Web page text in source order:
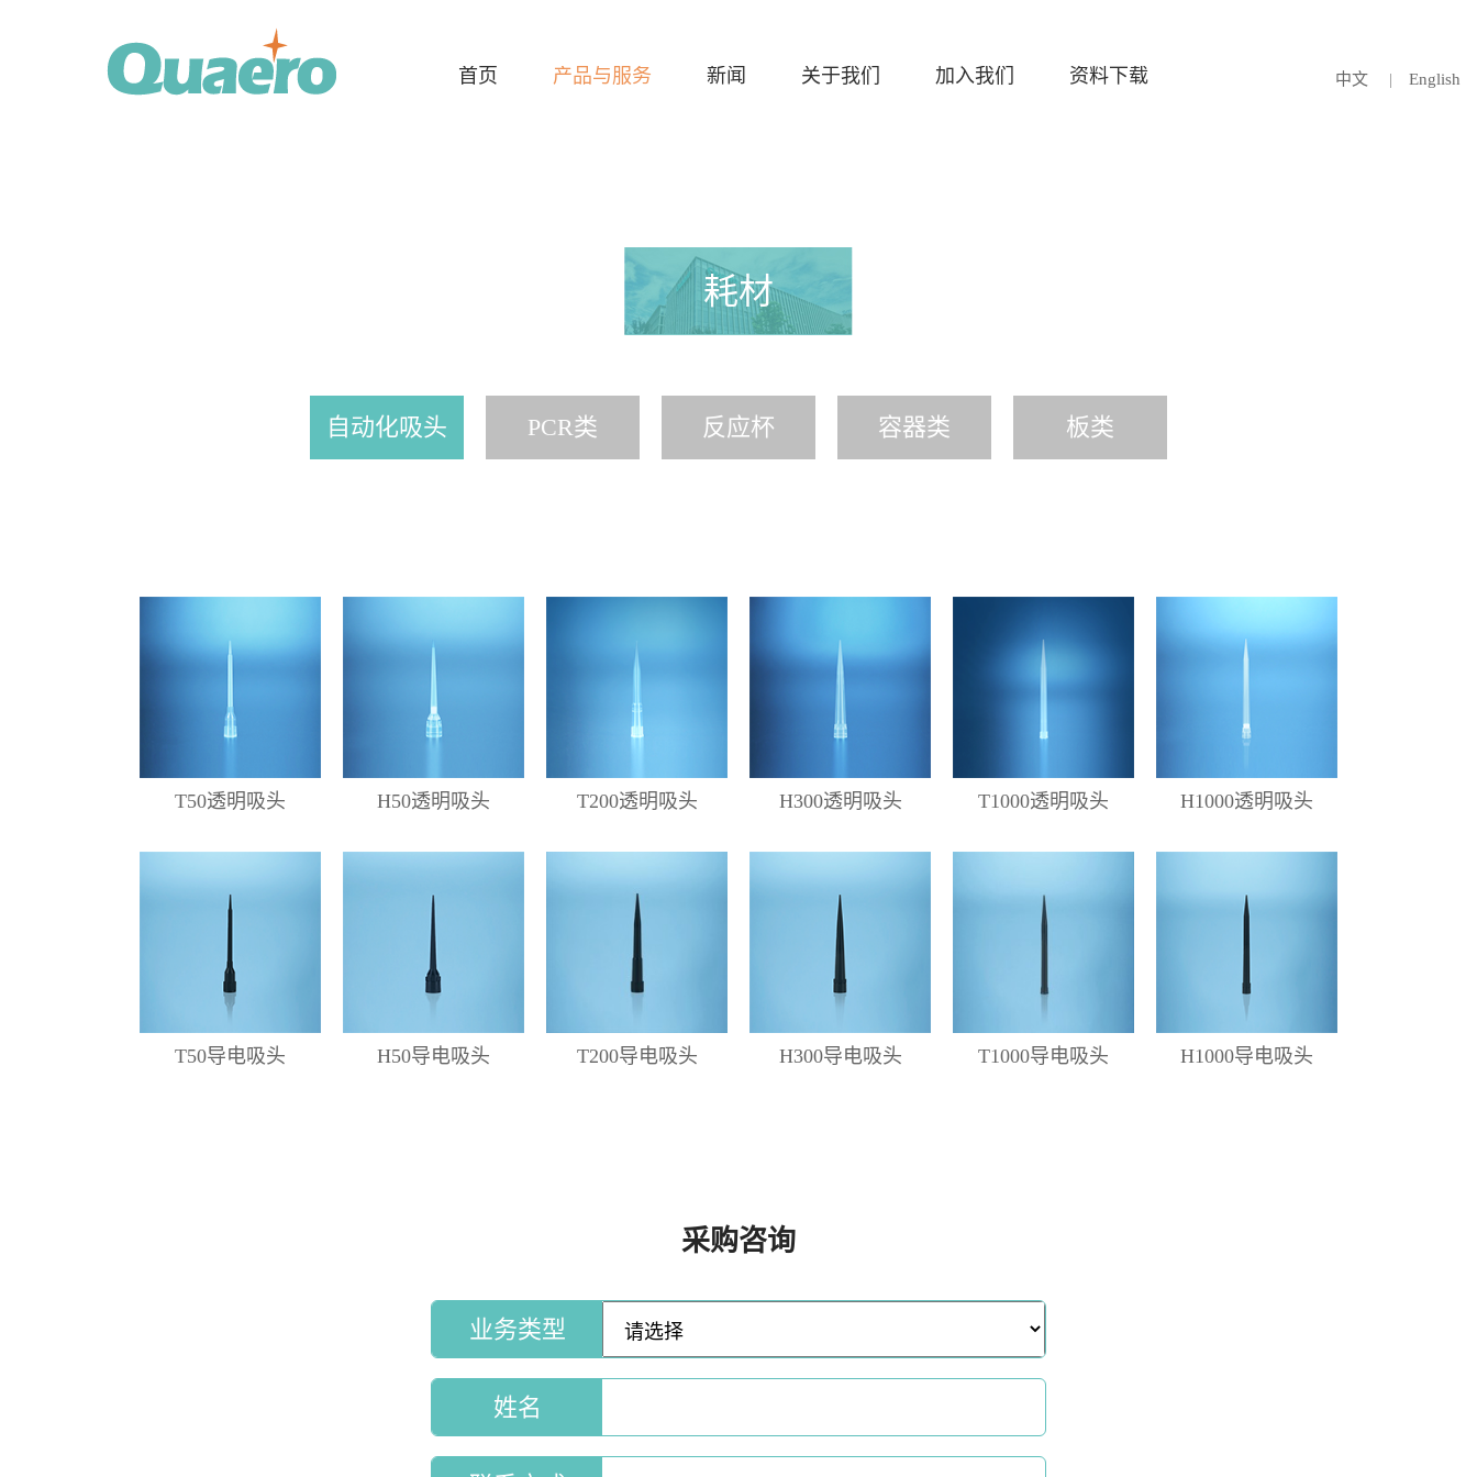
中文 | English
首页 产品与服务 新闻 关于我们 加入我们 资料下载
耗材
自动化吸头 PCR类 反应杯 容器类 板类
T50透明吸头 H50透明吸头 T200透明吸头 H300透明吸头 T1000透明吸头 H1000透明吸头
T50导电吸头 H50导电吸头 T200导电吸头 H300导电吸头 T1000导电吸头 H1000导电吸头
采购咨询
业务类型
姓名